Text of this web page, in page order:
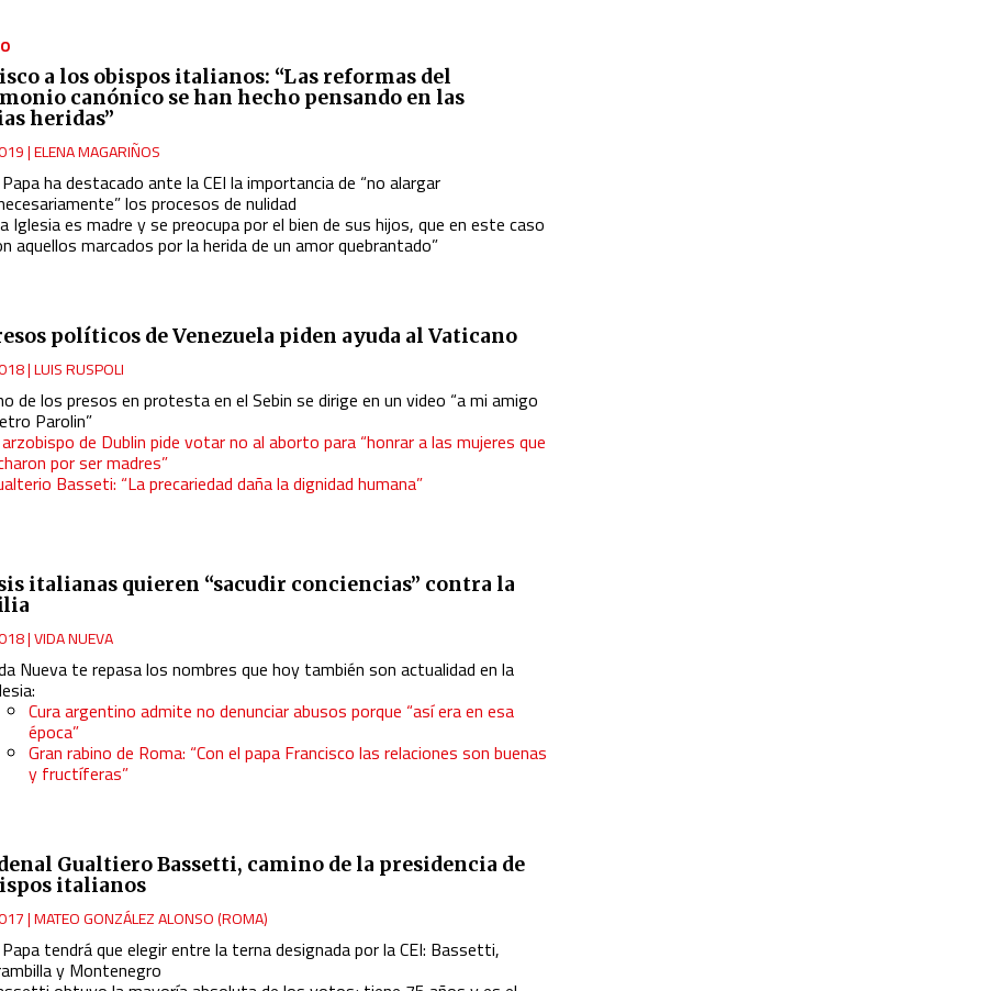
a los obispos italianos: “Las reformas del
canónico se han hecho pensando en las
heridas”
|ELENA MAGARIÑOS
ha destacado ante la CEI la importancia de “no alargar
los procesos de nulidad
Iglesia es madre y se preocupa por el bien de sus hijos, que en este caso
aquellos marcados por la herida de un amor quebrantado”
políticos de Venezuela piden ayuda al Vaticano
|LUIS RUSPOLI
de los presos en protesta en el Sebin se dirige en un video “a mi amigo
Parolin”
arzobispo de Dublin pide votar no al aborto para “honrar a las mujeres que
por ser madres”
Basseti: “La precariedad daña la dignidad humana”
italianas quieren “sacudir conciencias” contra la
|VIDA NUEVA
Nueva te repasa los nombres que hoy también son actualidad en la
Cura argentino admite no denunciar abusos porque “así era en esa
época”
Gran rabino de Roma: “Con el papa Francisco las relaciones son buenas
y fructíferas”
Gualtiero Bassetti, camino de la presidencia de
italianos
|MATEO GONZÁLEZ ALONSO (ROMA)
Papa tendrá que elegir entre la terna designada por la CEI: Bassetti,
y Montenegro